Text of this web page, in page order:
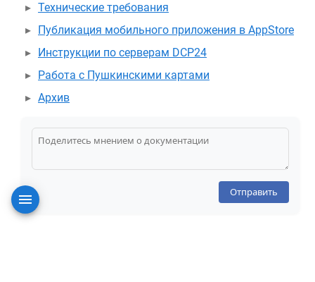
Технические требования
Публикация мобильного приложения в AppStore
Инструкции по серверам DCP24
Работа с Пушкинскими картами
Архив
Отправить